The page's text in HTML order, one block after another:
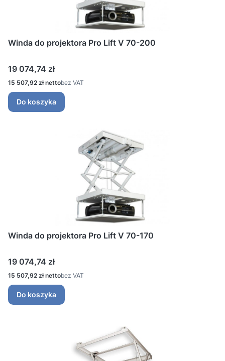
Winda do projektora Pro Lift V 70-200
Cena
19 074,74 zł
Cena
15 507,92 zł bez VAT
Do koszyka
Winda do projektora Pro Lift V 70-170
Cena
19 074,74 zł
Cena
15 507,92 zł bez VAT
Do koszyka